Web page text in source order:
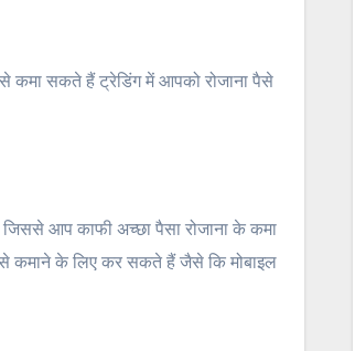
कमा सकते हैं ट्रेडिंग में आपको रोजाना पैसे
आप काफी अच्छा पैसा रोजाना के कमा
कमाने के लिए कर सकते हैं जैसे कि मोबाइल